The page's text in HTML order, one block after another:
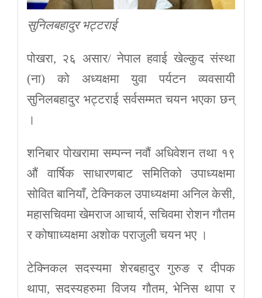
सुनिलबहादुर भट्टराई
पोखरा, २६ असार/ नेपाल हवाई खेल्कुद संस्था
(ना) को अध्यक्षमा युवा पर्यटन व्यवसायी
सुनिलबहादुर भट्टराई सर्वसम्मत चयन भएका छन्
।
शनिबार पोखरामा सम्पन्न नवौं अधिवेशन तथा १९
औं वार्षिक साधारणबाट समितिको उपाध्यक्षमा
सोवित बानियाँ, टेक्निकल उपाध्यक्षमा अनिल केसी,
महासचिवमा खेमराज आचार्य, सचिवमा रोशन गौतम
र कोषााध्यक्षमा अशोक पराजुली चयन भए ।
टेक्निकल सदस्यमा शेरबहादुर गुरुङ र दीपक
थापा, सदस्यहरुमा विजय गौतम, भेनिस थापा र